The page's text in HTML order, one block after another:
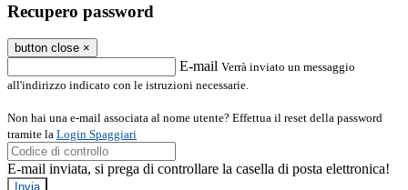
Recupero password
button close ×
E-mail Verrà inviato un messaggio
all'indirizzo indicato con le istruzioni necessarie.
Non hai una e-mail associata al nome utente? Effettua il reset della password
tramite la Login Spaggiari
E-mail inviata, si prega di controllare la casella di posta elettronica!